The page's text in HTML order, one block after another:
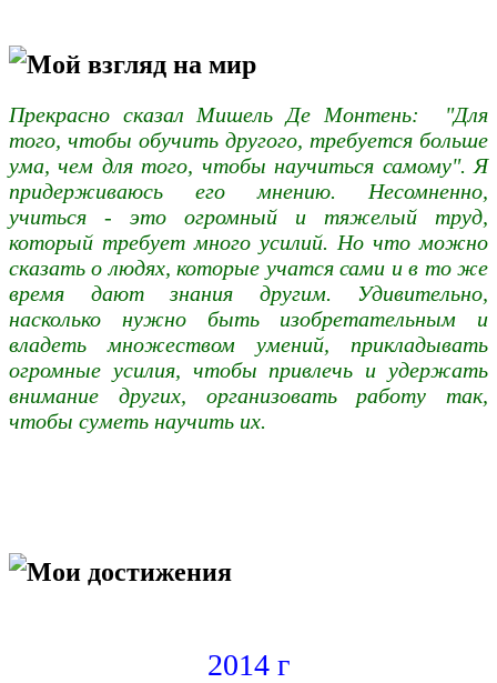
Мой взгляд на мир
Прекрасно сказал Мишель Де Монтень: "Для
того, чтобы обучить другого, требуется больше
ума, чем для того, чтобы научиться самому". Я
придерживаюсь его мнению. Несомненно,
учиться - это огромный и тяжелый труд,
который требует много усилий. Но что можно
сказать о людях, которые учатся сами и в то же
время дают знания другим. Удивительно,
насколько нужно быть изобретательным и
владеть множеством умений, прикладывать
огромные усилия, чтобы привлечь и удержать
внимание других, организовать работу так,
чтобы суметь научить их.
Мои достижения
2014 г